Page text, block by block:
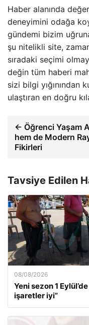
Haber alanında
deneyimini odağa
gündemi bizim
şu nitelikli site,
sıradaki seçimi
değin tüm haberi
sizi bilgi yığınından
ulaştıran en doğru
← Öğrenci Yaşam
hem de Modern
Fikirleri
Tavsiye Edilen
08/08/2026
Yeni sezon 1
işaretler iyi”